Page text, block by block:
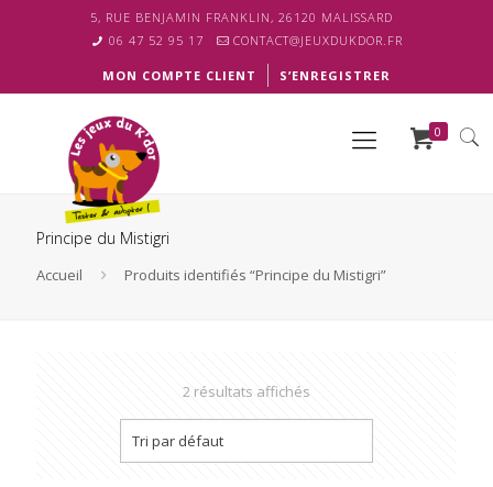
5, RUE BENJAMIN FRANKLIN, 26120 MALISSARD
06 47 52 95 17
CONTACT@JEUXDUKDOR.FR
MON COMPTE CLIENT S’ENREGISTRER
0
Principe du Mistigri
Accueil Produits identifiés “Principe du Mistigri”
2 résultats affichés